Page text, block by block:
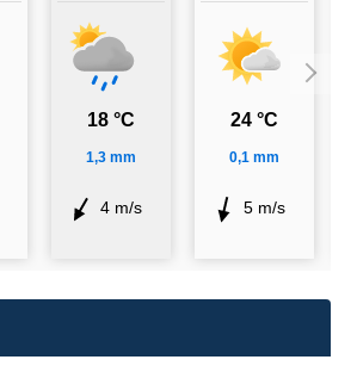
18 °C
1,3 mm
4 m/s
24 °C
0,1 mm
5 m/s